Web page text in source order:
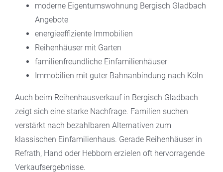
moderne Eigentumswohnung Bergisch Gladbach
Angebote
energieeffiziente Immobilien
Reihenhäuser mit Garten
familienfreundliche Einfamilienhäuser
Immobilien mit guter Bahnanbindung nach Köln
Auch beim Reihenhausverkauf in Bergisch Gladbach
zeigt sich eine starke Nachfrage. Familien suchen
verstärkt nach bezahlbaren Alternativen zum
klassischen Einfamilienhaus. Gerade Reihenhäuser in
Refrath, Hand oder Hebborn erzielen oft hervorragende
Verkaufsergebnisse.